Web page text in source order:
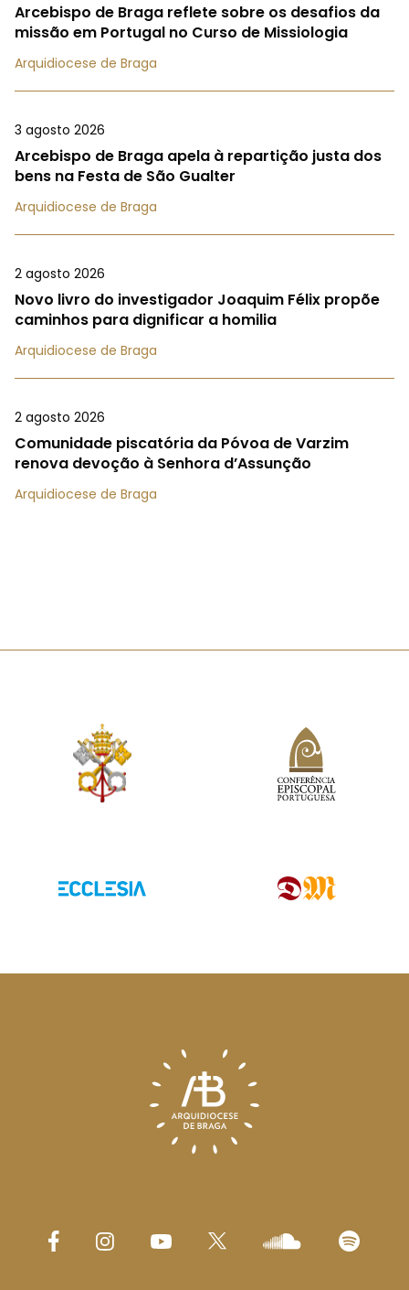
Arcebispo de Braga reflete sobre os desafios da
missão em Portugal no Curso de Missiologia
Arquidiocese de Braga
3 agosto 2026
Arcebispo de Braga apela à repartição justa dos
bens na Festa de São Gualter
Arquidiocese de Braga
2 agosto 2026
Novo livro do investigador Joaquim Félix propõe
caminhos para dignificar a homilia
Arquidiocese de Braga
2 agosto 2026
Comunidade piscatória da Póvoa de Varzim
renova devoção à Senhora d’Assunção
Arquidiocese de Braga